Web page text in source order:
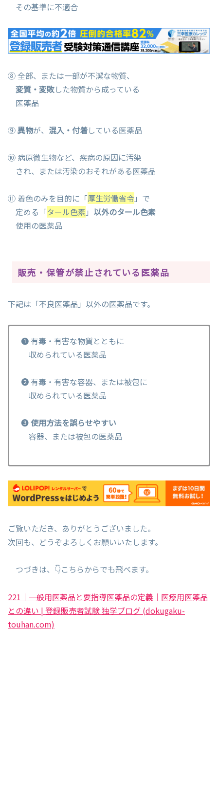
その基準に不適合
⑧ 全部、または一部が不潔な物質、
変質・変敗した物質から成っている
医薬品
⑨異物が、 混入・付着している医薬品
⑩ 病原微生物など、疾病の原因に汚染
され、または汚染のおそれがある医薬品
⑪ 着色のみを目的に「厚生労働省令」で
定める「タール色素 」 以外のタール色素
使用の医薬品
販売・保管が禁止されている医薬品
下記は「不良医薬品」以外の医薬品です。
❶ 有毒・有害な物質とともに
収められている医薬品
❷ 有毒・有害な容器、または被包に
収められている医薬品
❸使用方法を誤らせやすい
容器、または被包の医薬品
ご覧いただき、ありがとうございました。
次回も、どうぞよろしくお願いいたします。
つづきは、👇こちらからでも飛べます。
221｜一般用医薬品と要指導医薬品の定義｜医療用医薬品
との違い | 登録販売者試験 独学ブログ (dokugaku-
touhan.com)